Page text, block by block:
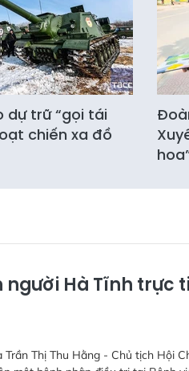
dự trữ “gọi tái
chiến xa đồ
người Hà Tĩnh trực
Thị Thu Hằng - Chủ tịch Hội